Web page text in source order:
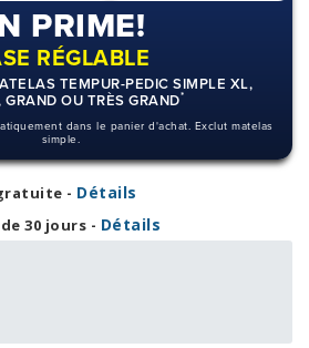
PRIME!
RÉGLABLE
TEMPUR-PEDIC SIMPLE XL,
GRAND OU TRÈS GRAND*
dans le panier d'achat. Exclut matelas
simple.
- Détails
30 jours - Détails